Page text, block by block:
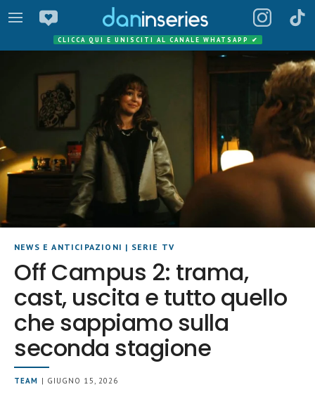
CLICCA QUI E UNISCITI AL CANALE WHATSAPP ✔
NEWS E ANTICIPAZIONI | SERIE TV
Off Campus 2: trama,
cast, uscita e tutto quello
che sappiamo sulla
seconda stagione
TEAM | GIUGNO 15, 2026